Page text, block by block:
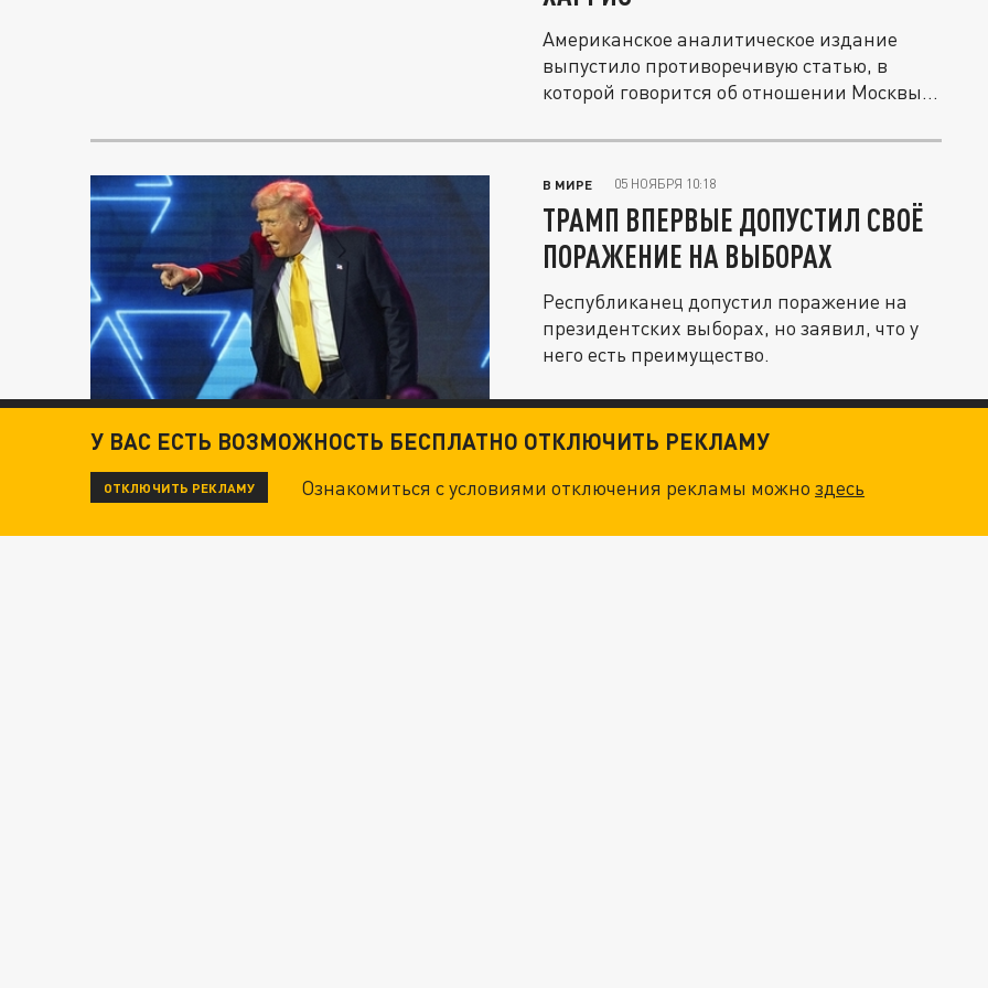
Американское аналитическое издание
выпустило противоречивую статью, в
которой говорится об отношении Москвы
В МИРЕ 05 НОЯБРЯ 10:18
ТРАМП ВПЕРВЫЕ ДОПУСТИЛ СВОЁ
ПОРАЖЕНИЕ НА ВЫБОРАХ
Республиканец допустил поражение на
президентских выборах, но заявил, что у
него есть преимущество.
У ВАС ЕСТЬ ВОЗМОЖНОСТЬ БЕСПЛАТНО ОТКЛЮЧИТЬ РЕКЛАМУ
ОТКЛЮЧИТЬ РЕКЛАМУ Ознакомиться с условиями отключения рекламы можноздесь